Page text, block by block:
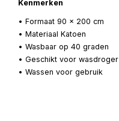
Kenmerken
• Formaat 90 x 200 cm
• Materiaal Katoen
• Wasbaar op 40 graden
• Geschikt voor wasdroger
• Wassen voor gebruik